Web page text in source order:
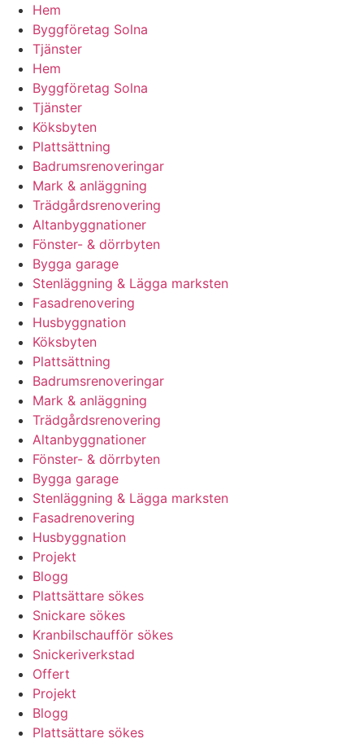
Hem
Byggföretag Solna
Tjänster
Hem
Byggföretag Solna
Tjänster
Köksbyten
Plattsättning
Badrumsrenoveringar
Mark & anläggning
Trädgårdsrenovering
Altanbyggnationer
Fönster- & dörrbyten
Bygga garage
Stenläggning & Lägga marksten
Fasadrenovering
Husbyggnation
Köksbyten
Plattsättning
Badrumsrenoveringar
Mark & anläggning
Trädgårdsrenovering
Altanbyggnationer
Fönster- & dörrbyten
Bygga garage
Stenläggning & Lägga marksten
Fasadrenovering
Husbyggnation
Projekt
Blogg
Plattsättare sökes
Snickare sökes
Kranbilschaufför sökes
Snickeriverkstad
Offert
Projekt
Blogg
Plattsättare sökes